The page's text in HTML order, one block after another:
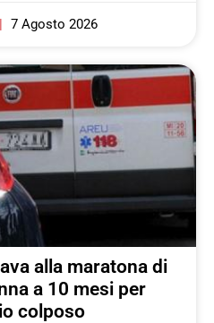
7 Agosto 2026
alla maratona di
a 10 mesi per
colposo